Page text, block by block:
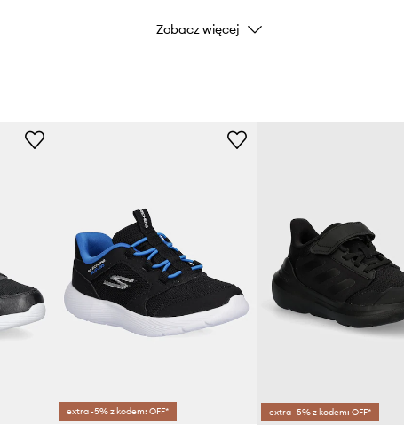
Kolor
Producent
Zobacz więcej
extra -5% z kodem: OFF* extra -5% z kodem: OFF*